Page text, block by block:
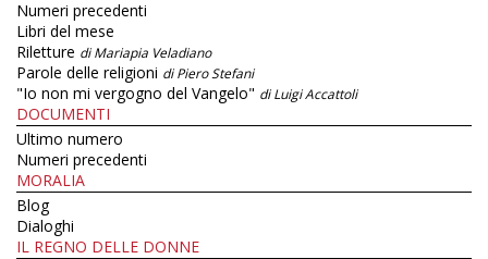
Numeri precedenti
Libri del mese
Riletture di Mariapia Veladiano
Parole delle religioni di Piero Stefani
"Io non mi vergogno del Vangelo" di Luigi Accattoli
DOCUMENTI
Ultimo numero
Numeri precedenti
MORALIA
Blog
Dialoghi
IL REGNO DELLE DONNE